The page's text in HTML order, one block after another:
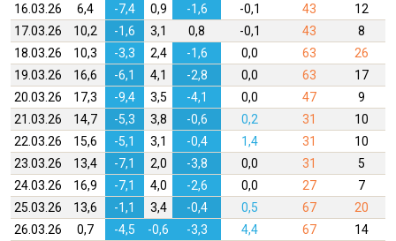
16.03.26
6,4 -7,4 0,9 -1,6 -0,1 43 12
17.03.26
10,2 -1,6 3,1 0,8 -0,1 43 8
18.03.26
10,3 -3,3 2,4 -1,6 0,0 63
26
19.03.26
16,6 -6,1 4,1 -2,8 0,0 63
17
20.03.26
17,3 -9,4 3,5 -4,1 0,0 47
9
21.03.26
14,7 -5,3 3,8 -0,6 0,2 31
10
22.03.26
15,6 -5,1 3,1 -0,4 1,4 31
10
23.03.26
13,4 -7,1 2,0 -3,8 0,0 31
5
24.03.26
16,9 -7,1 4,0 -2,6 0,0 27 7
25.03.26
13,6 -1,1 3,4 -0,4 0,5 67
20
26.03.26
0,7 -4,5 -0,6 -3,3 4,4 67 14